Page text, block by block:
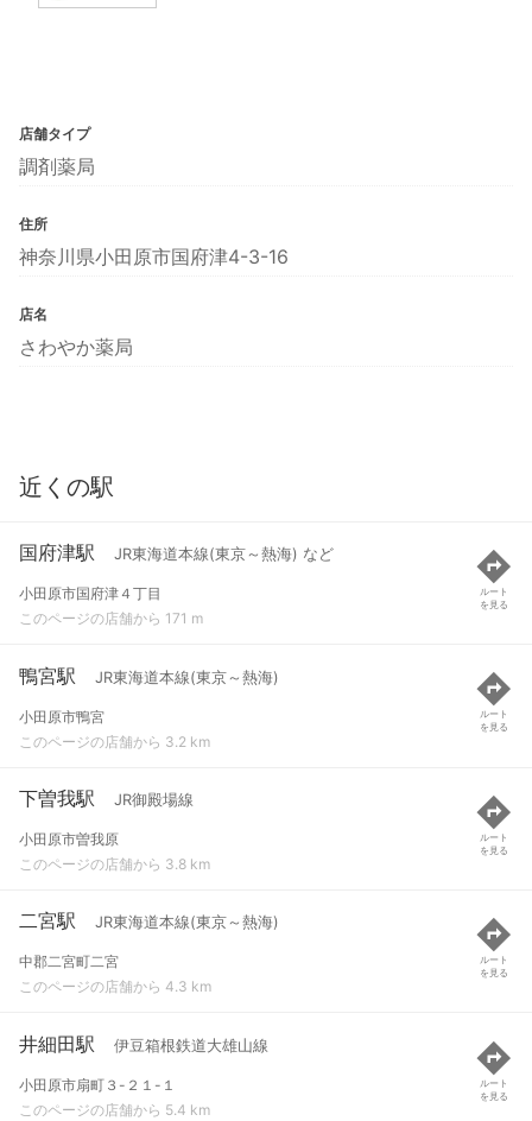
店舗タイプ
調剤薬局
住所
神奈川県小田原市国府津4-3-16
店名
さわやか薬局
近くの駅
国府津駅 JR東海道本線(東京～熱海) など
小田原市国府津４丁目
このページの店舗から 171 m
ルート
を見る
鴨宮駅 JR東海道本線(東京～熱海)
小田原市鴨宮
このページの店舗から 3.2 km
ルート
を見る
下曽我駅 JR御殿場線
小田原市曽我原
このページの店舗から 3.8 km
ルート
を見る
二宮駅 JR東海道本線(東京～熱海)
中郡二宮町二宮
このページの店舗から 4.3 km
ルート
を見る
井細田駅 伊豆箱根鉄道大雄山線
小田原市扇町３-２１-１
このページの店舗から 5.4 km
ルート
を見る